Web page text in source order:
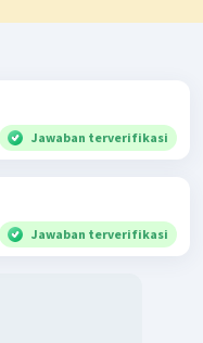
Jawaban terverifikasi
Jawaban terverifikasi